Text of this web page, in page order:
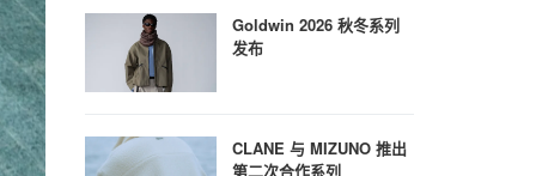
Goldwin 2026 秋冬系列
发布
CLANE 与 MIZUNO 推出
第二次合作系列